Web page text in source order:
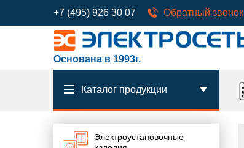
+7 (495) 926 30 07 Обратный звонок
Основана в 1993г.
Каталог продукции
Электроустановочные